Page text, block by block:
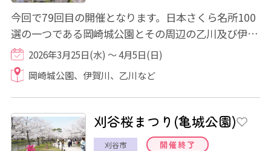
今回で79回目の開催となります。日本さくら名所100
選の一つである岡崎城公園とその周辺の乙川及び伊賀
川に咲く約800本のソメイヨシノ。満開の時期...
2026年3月25日(水) ～ 4月5日(日)
岡崎城公園、伊賀川、乙川など
刈谷桜まつり(亀城公園)
刈谷市 開催終了